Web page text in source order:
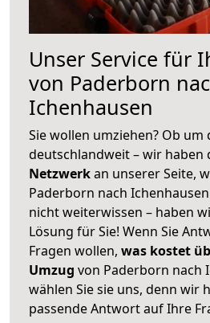
Unser Service für
von Paderborn
Ichenhausen
Sie wollen umziehen? Ob um
deutschlandweit – wir haben
Netzwerkan unserer Seite,
Paderborn nach
nicht weiterwissen – haben
Lösung für Sie! Wenn Sie
Fragen wollen, was kostet
Umzug von Paderborn nach
wählen Sie sie uns, denn wir
passende Antwort auf Ihre